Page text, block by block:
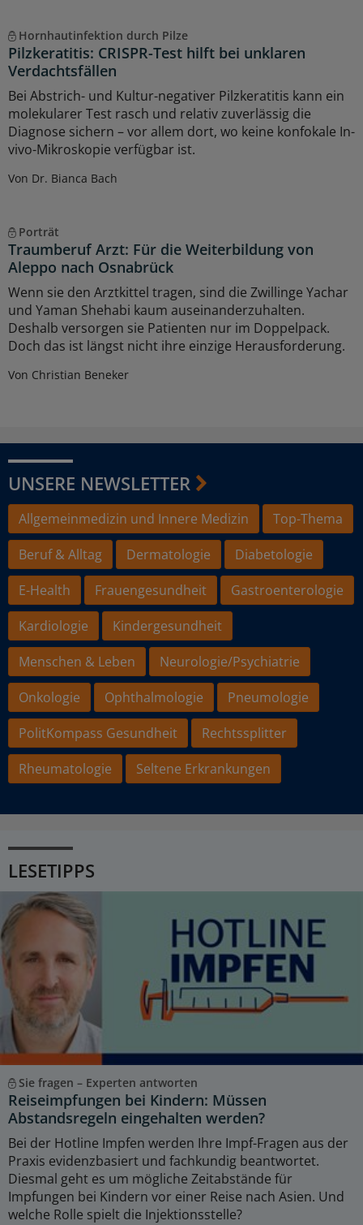
Hornhautinfektion durch Pilze
Pilzkeratitis: CRISPR-Test hilft bei unklaren
Verdachtsfällen
Bei Abstrich- und Kultur-negativer Pilzkeratitis kann ein
molekularer Test rasch und relativ zuverlässig die
Diagnose sichern – vor allem dort, wo keine konfokale In-
vivo-Mikroskopie verfügbar ist.
Von Dr. Bianca Bach
Porträt
Traumberuf Arzt: Für die Weiterbildung von
Aleppo nach Osnabrück
Wenn sie den Arztkittel tragen, sind die Zwillinge Yachar
und Yaman Shehabi kaum auseinanderzuhalten.
Deshalb versorgen sie Patienten nur im Doppelpack.
Doch das ist längst nicht ihre einzige Herausforderung.
Von Christian Beneker
UNSERE NEWSLETTER
Allgemeinmedizin und Innere Medizin
Top-Thema
Beruf & Alltag
Dermatologie
Diabetologie
E-Health
Frauengesundheit
Gastroenterologie
Kardiologie
Kindergesundheit
Menschen & Leben
Neurologie/Psychiatrie
Onkologie
Ophthalmologie
Pneumologie
PolitKompass Gesundheit
Rechtssplitter
Rheumatologie
Seltene Erkrankungen
LESETIPPS
Sie fragen – Experten antworten
Reiseimpfungen bei Kindern: Müssen
Abstandsregeln eingehalten werden?
Bei der Hotline Impfen werden Ihre Impf-Fragen aus der
Praxis evidenzbasiert und fachkundig beantwortet.
Diesmal geht es um mögliche Zeitabstände für
Impfungen bei Kindern vor einer Reise nach Asien. Und
welche Rolle spielt die Injektionsstelle?